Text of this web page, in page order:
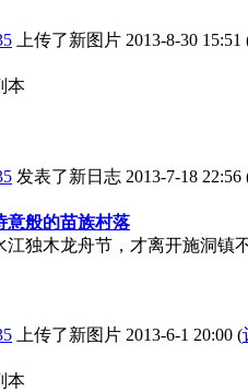
上传了新图片 2013-8-30 15:51
本
发表了新日志 2013-7-18 22:56
般的苗族村落
江独木龙舟节，才离开施洞镇
上传了新图片 2013-6-1 20:00 (
本